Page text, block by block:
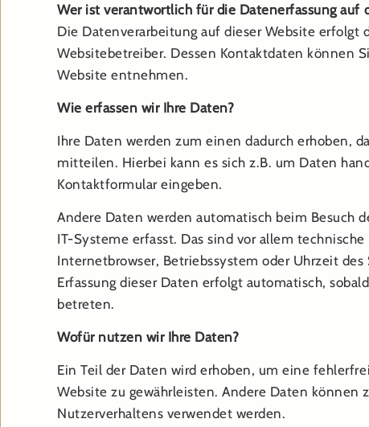
Wer ist verantwortlich für die Datenerfassung auf
Die Datenverarbeitung auf dieser Website erfolgt
Websitebetreiber. Dessen Kontaktdaten können
Website entnehmen.
Wie erfassen wir Ihre Daten?
Ihre Daten werden zum einen dadurch erhoben,
mitteilen. Hierbei kann es sich z.B. um Daten
Kontaktformular eingeben.
Andere Daten werden automatisch beim Besuch
IT-Systeme erfasst. Das sind vor allem technische
Internetbrowser, Betriebssystem oder Uhrzeit
Erfassung dieser Daten erfolgt automatisch,
betreten.
Wofür nutzen wir Ihre Daten?
Ein Teil der Daten wird erhoben, um eine
Website zu gewährleisten. Andere Daten können
Nutzerverhaltens verwendet werden.